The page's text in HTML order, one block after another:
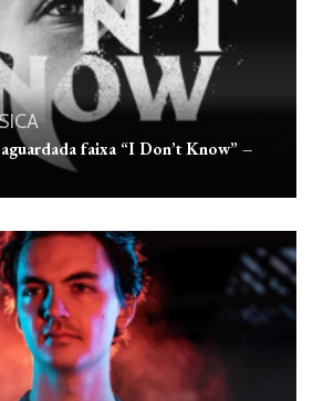
faixa “I Don’t Know” –